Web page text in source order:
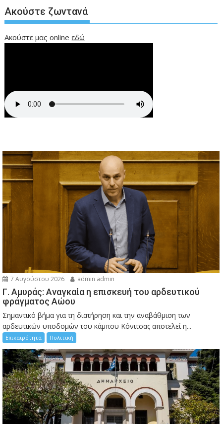
Ακούστε ζωντανά
Ακούστε μας onlineεδώ
7 Αυγούστου 2026 admin admin
Γ. Αμυράς: Αναγκαία η επισκευή του αρδευτικού
φράγματος Αώου
Σημαντικό βήμα για τη διατήρηση και την αναβάθμιση των
αρδευτικών υποδομών του κάμπου Κόνιτσας αποτελεί η...
Επικαιρότητα Πολιτική